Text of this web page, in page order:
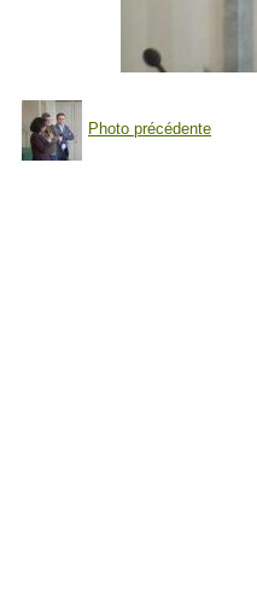
Photo précédente